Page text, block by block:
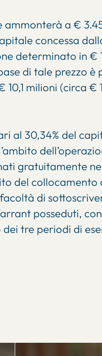
a €
concessa
determinato in €
di tale prezzo
milioni (circa €
30,34% del
gratuitamente
del collocamento
di
posseduti,
tre periodi di